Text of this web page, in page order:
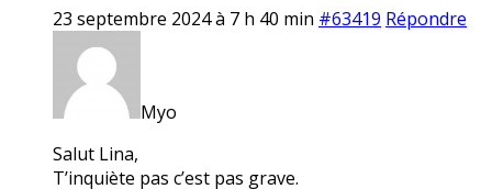
23 septembre 2024 à 7 h 40 min #63419 Répondre
Myo
Salut Lina,
T’inquiète pas c’est pas grave.